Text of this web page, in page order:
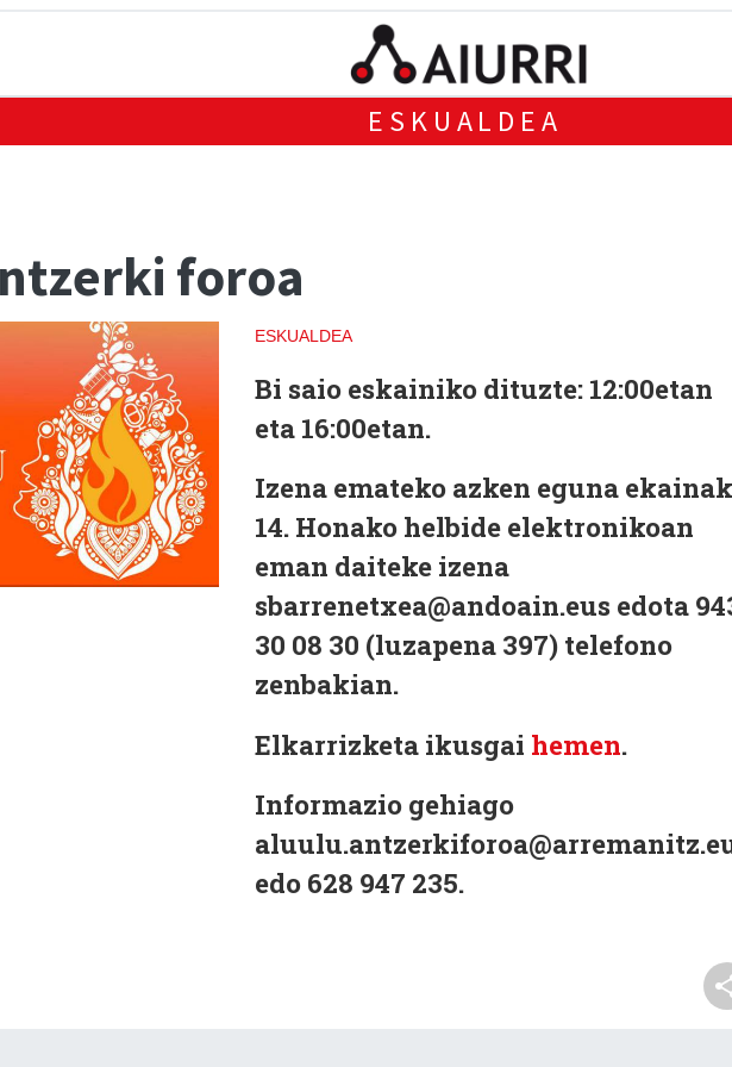
ESKUALDEA
foroa
ESKUALDEA
Bi saio eskainiko dituzte: 12:00etan
eta 16:00etan.
Izena emateko azken eguna ekainak
14. Honako helbide elektronikoan
eman daiteke izena
sbarrenetxea@andoain.eus edota
30 08 30 (luzapena 397) telefono
zenbakian.
Elkarrizketa ikusgai hemen.
Informazio gehiago
edo 628 947 235.